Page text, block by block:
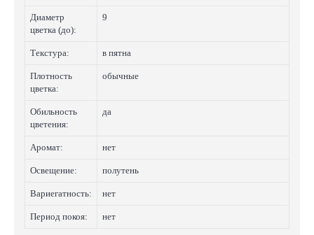
Диаметр
цветка (до):
9
Текстура: в пятна
Плотность
цветка:
обычные
Обильность
цветения:
да
Аромат: нет
Освещение: полутень
Вариегатность: нет
Период покоя: нет